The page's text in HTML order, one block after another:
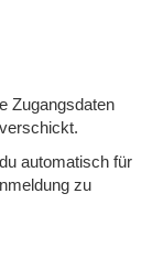
Zugangsdaten
automatisch für
zu